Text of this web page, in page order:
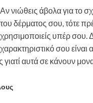
Αν νιώθεις άβολα για το
του δέρματος σου, τότε
χρησιμοποιείς υπέρ σου.
χαρακτηριστικό σου
γιατί αυτά σε κάνουν